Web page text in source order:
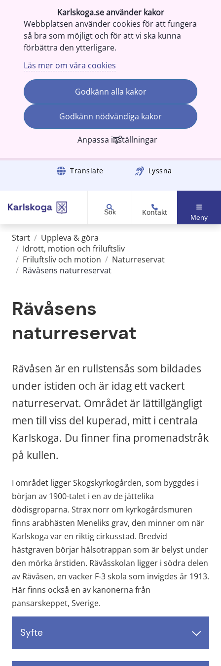
Karlskoga.se använder kakor
Webbplatsen använder cookies för att fungera
så bra som möjligt och för att vi ska kunna
förbättra den ytterligare.
Läs mer om våra cookies
Godkänn alla kakor
Godkänn nödvändiga kakor
Anpassa inställningar
Gå till innehåll Translate Lyssna
Sök Kontakt
Meny
Start / Uppleva & göra
/ Idrott, motion och friluftsliv
/ Friluftsliv och motion / Naturreservat
/ Rävåsens naturreservat
Rävåsens
naturreservat
Rävåsen är en rullstensås som bildades
under istiden och är idag ett vackert
naturreservat. Området är lättillgängligt
men till viss del kuperad, mitt i centrala
Karlskoga. Du finner fina promenadstråk
på kullen.
I området ligger Skogskyrkogården, som byggdes i
början av 1900-talet i en av de jättelika
dödisgroparna. Strax norr om kyrkogårdsmuren
finns arabhästen Meneliks grav, den minner om när
Karlskoga var en riktig cirkusstad. Bredvid
hästgraven börjar hälsotrappan som är belyst under
den mörka årstiden. Rävåsskolan ligger i södra delen
av Rävåsen, en vacker F-3 skola som invigdes år 1913.
Här finns också en av kanonerna från
pansarskeppet, Sverige.
Syfte